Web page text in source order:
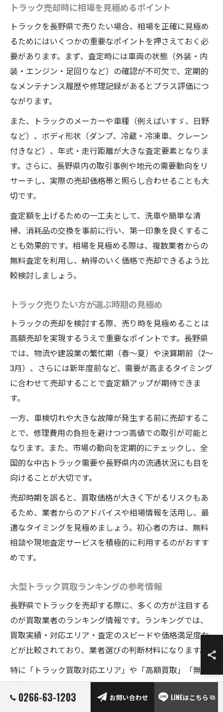
トラック売却時に相場を見極めるポイント
トラックを長野県で売りたい場合、相場を正確に見極め
るためにはいくつかの重要なポイントを押さえておく必
要があります。まず、査定時には車両の状態（外装・内
装・エンジン・足回りなど）の確認が不可欠で、定期的
なメンテナンス履歴や修理記録があるとプラス評価につ
ながります。
また、トラックのメーカーや車種（例えばいすゞ、日野
など）、ボディ形状（ダンプ、冷蔵・冷凍車、クレーン
付きなど）、年式・走行距離が大きな査定要素となりま
す。さらに、長野県内の取引事例や地元の需要動向をリ
サーチし、実際の売却価格帯と照らし合わせることも大
切です。
査定額を上げるための一工夫として、洗車や簡単な清
掃、消耗品の交換を事前に行い、第一印象を良くするこ
とも効果的です。相場を見極める際は、複数業者からの
無料査定を利用し、納得のいく価格で売却できるよう比
較検討しましょう。
トラック売りたい方が選ぶ時期の見極め
トラックの売却を検討する際、売り時を見極めることは
高額売却を実現するうえで重要なポイントです。長野県
では、物流や建設業の繁忙期（春〜夏）や決算期前（2〜
3月）、さらには新年度前など、需要が高まるタイミング
に合わせて売却することで査定額アップが期待できま
す。
一方、車検切れや大きな故障が発生する前に売却するこ
とで、修理費用の負担を避けつつ高値での取引が可能と
なります。また、市場の動向を定期的にチェックし、全
国的な中古トラック需要や長野県内の流通状況にも目を
向けることが大切です。
売却時期を誤ると、買取価格が大きく下がるリスクもあ
るため、業者からのアドバイスや相場情報を活用し、最
適なタイミングを見極めましょう。初心者の方は、無料
相談や現地査定サービスを積極的に利用するのがおすす
めです。
大型トラック買取ランキングの参考情報
長野県でトラックを売却する際に、多くの方が注目する
のが買取業者のランキング情報です。ランキングでは、
買取実績・対応エリア・査定のスピードや価格満足度な
どが比較されており、業者選びの判断材料になります。
特に「トラック買取対応エリア」や「高額買取」「無料
査定」などのキーワードが多くの業者で使われており、
これらのサービスを重視することでスムーズな取引が期
0266-63-1203 お問い合わせ LINEはこちら